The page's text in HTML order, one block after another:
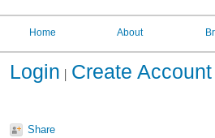
Home About
Login Create Account
Share